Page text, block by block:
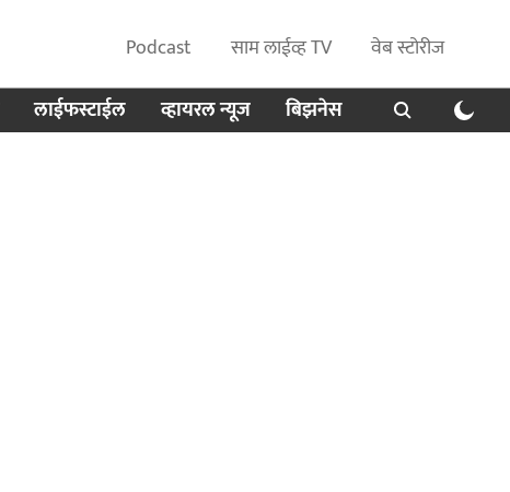
Podcast साम लाईव्ह TV
वेब स्टोरीज
लाईफस्टाईल व्हायरल न्यूज बिझनेस